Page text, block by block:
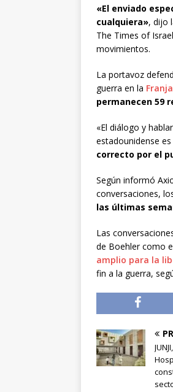
«El enviado
cualquiera», dijo
The Times of
movimientos.
La portavoz
guerra en la
permanecen 59
«El diálogo y
estadounidense
correcto por el
Según informó
conversaciones,
las últimas
Las
de Boehler como
amplio para la
fin a la guerra,